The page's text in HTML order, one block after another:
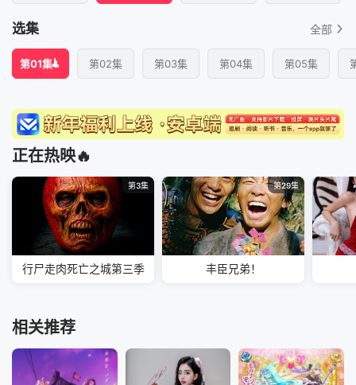
选集 全部
第01集 第02集 第03集 第04集 第05集
正在热映🔥
第3集
行尸走肉死亡之城第三季
第29集
丰臣兄弟！
相关推荐